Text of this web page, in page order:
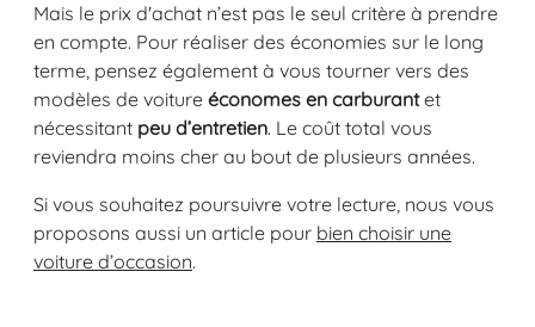
Mais le prix d'achat n’est pas le seul critère à prendre
en compte. Pour réaliser des économies sur le long
terme, pensez également à vous tourner vers des
modèles de voiture économes en carburantet
nécessitant peu d’entretien. Le coût total vous
reviendra moins cher au bout de plusieurs années.
Si vous souhaitez poursuivre votre lecture, nous vous
proposons aussi un article pour bien choisir une
voiture d’occasion.